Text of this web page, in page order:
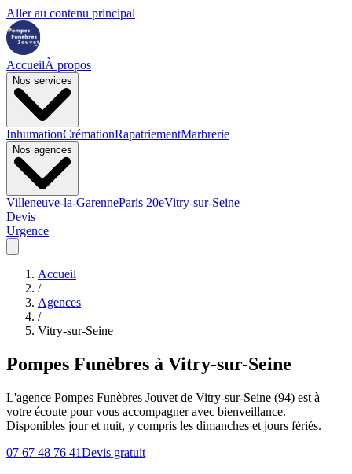
Aller au contenu principal
AccueilÀ propos
Nos services
InhumationCrémationRapatriementMarbrerie
Nos agences
Villeneuve-la-GarenneParis 20eVitry-sur-Seine
Devis
Urgence
Accueil
/
Agences
/
Vitry-sur-Seine
Pompes Funèbres à Vitry-sur-Seine
L'agence Pompes Funèbres Jouvet de Vitry-sur-Seine (94) est à
votre écoute pour vous accompagner avec bienveillance.
Disponibles jour et nuit, y compris les dimanches et jours fériés.
07 67 48 76 41Devis gratuit